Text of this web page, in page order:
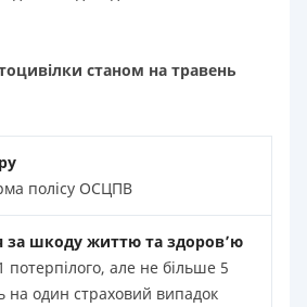
станом на травень
полісу ОСЦПВ
за шкоду життю та здоров’ю
потерпілого, але не більше 5
на один страховий випадок